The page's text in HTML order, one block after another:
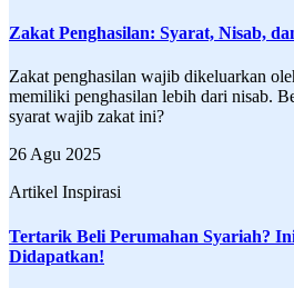
Zakat Penghasilan: Syarat, Nisab,
Zakat penghasilan wajib dikeluarkan
memiliki penghasilan lebih dari nisab.
syarat wajib zakat ini?
26 Agu 2025
Artikel Inspirasi
Tertarik Beli Perumahan Syariah?
Didapatkan!